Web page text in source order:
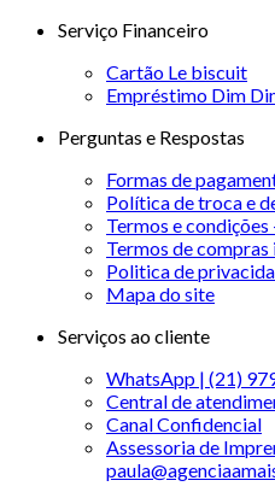
Serviço Financeiro
Cartão Le biscuit
Empréstimo Dim
Perguntas e Respostas
Formas de
Política de troca e
Termos e
Termos de
Politica de
Mapa do site
Serviços ao cliente
WhatsApp | (21)
Central de
Canal Confidencial
Assessoria de